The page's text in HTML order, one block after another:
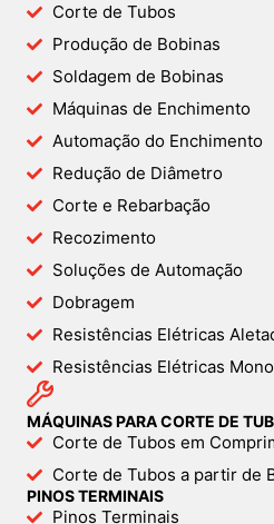
Corte de Tubos
Produção de Bobinas
Soldagem de Bobinas
Máquinas de Enchimento
Automação do Enchimento
Redução de Diâmetro
Corte e Rebarbação
Recozimento
Soluções de Automação
Dobragem
Resistências Elétricas
Resistências Elétricas
MÁQUINAS PARA CORTE DE
Corte de Tubos em
Corte de Tubos a partir de
PINOS TERMINAIS
Pinos Terminais